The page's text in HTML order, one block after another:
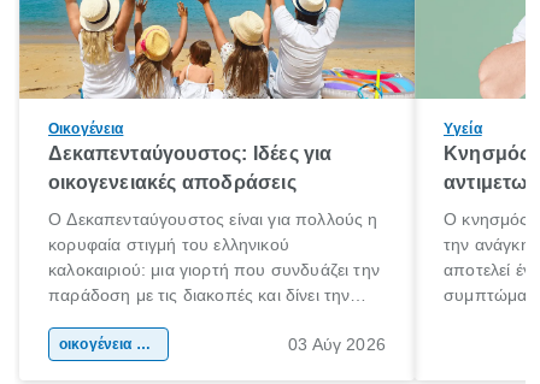
Οικογένεια
Δεκαπενταύγουστος: Ιδέες για
οικογενειακές αποδράσεις
Ο Δεκαπενταύγουστος είναι για πολλούς η
κορυφαία στιγμή του ελληνικού
καλοκαιριού: μια γιορτή που συνδυάζει την
παράδοση με τις διακοπές και δίνει την
χώρας. Είτε πρόκειται για λίγες μέρες
οικογένεια & παιδί 03 Αύγ 2026
Υγεία
Κνησμός:
Ο κνησμός
την ανάγκη
αποτελεί